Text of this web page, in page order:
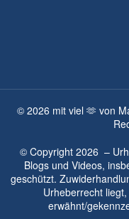
© 2026 mit viel 🫶 von
© Copyright 2026 –
Blogs und Videos,
geschützt.
Urheberrecht
erwähnt/